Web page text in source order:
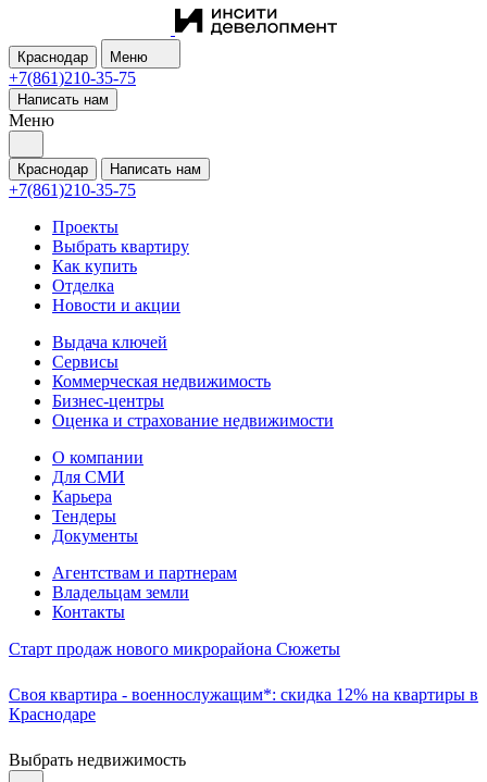
Краснодар Меню
+7(861)210-35-75
Написать нам
Меню
Краснодар Написать нам
+7(861)210-35-75
Проекты
Выбрать квартиру
Как купить
Отделка
Новости и акции
Выдача ключей
Сервисы
Коммерческая недвижимость
Бизнес-центры
Оценка и страхование недвижимости
О компании
Для СМИ
Карьера
Тендеры
Документы
Агентствам и партнерам
Владельцам земли
Контакты
Старт продаж нового микрорайона Сюжеты
Своя квартира - военнослужащим*: скидка 12% на квартиры в
Краснодаре
Выбрать недвижимость